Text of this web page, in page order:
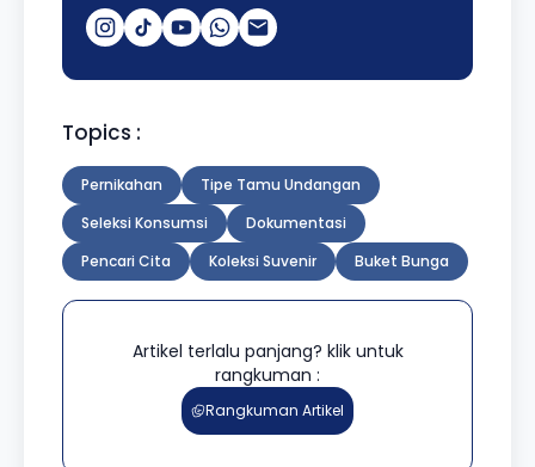
Topics :
Pernikahan
Tipe Tamu Undangan
Seleksi Konsumsi
Dokumentasi
Pencari Cita
Koleksi Suvenir Buket Bunga
Artikel terlalu panjang? klik untuk
rangkuman :
Rangkuman Artikel